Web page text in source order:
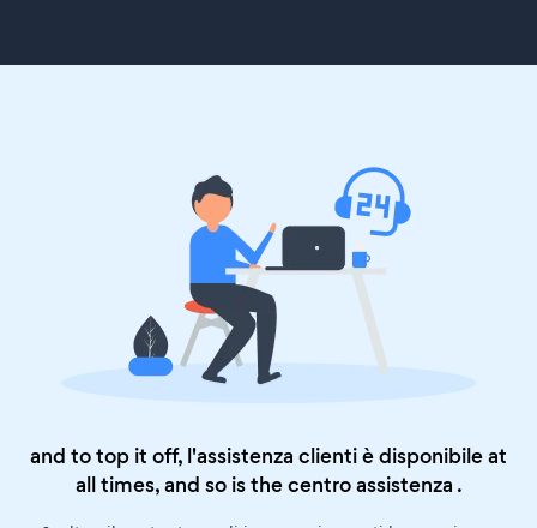
and to top it off, l'assistenza clienti è disponibile at
all times, and so is thecentro assistenza .